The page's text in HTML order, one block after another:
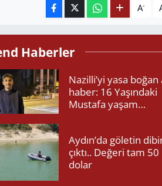
A-
Haberler
Nazilli’yi yasa boğan
haber: 16 Yaşındaki
Mustafa yaşam
Aydın’da göletin
çıktı.. Değeri tam
dolar